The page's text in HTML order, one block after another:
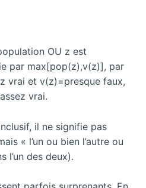
OU z est
par max[pop(z),v(z)], par
vrai et v(z)=presque faux,
vrai.
il ne signifie pas
« l’un ou bien l’autre ou
l’un des deux).